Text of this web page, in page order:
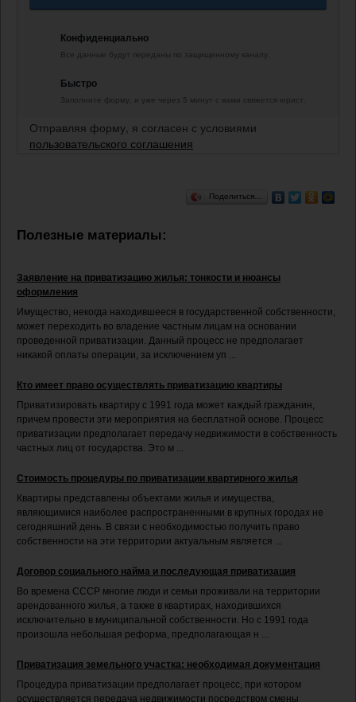
Конфиденциально
Все данные будут переданы по защищенному каналу.
Быстро
Заполните форму, и уже через 5 минут с вами свяжется юрист.
Отправляя форму, я согласен с условиями
пользовательского соглашения
Поделиться…
Полезные материалы:
Заявление на приватизацию жилья: тонкости и нюансы
оформления
Имущество, некогда находившееся в государственной собственности,
может переходить во владение частным лицам на основании
проведенной приватизации. Данный процесс не предполагает
никакой оплаты операции, за исключением уп ...
Кто имеет право осуществлять приватизацию квартиры
Приватизировать квартиру с 1991 года может каждый гражданин,
причем провести эти мероприятия на бесплатной основе. Процесс
приватизации предполагает передачу недвижимости в собственность
частных лиц от государства. Это м ...
Стоимость процедуры по приватизации квартирного жилья
Квартиры представлены объектами жилья и имущества,
являющимися наиболее распространенными в крупных городах не
сегодняшний день. В связи с необходимостью получить право
собственности на эти территории актуальным является ...
Договор социального найма и последующая приватизация
Во времена СССР многие люди и семьи проживали на территории
арендованного жилья, а также в квартирах, находившихся
исключительно в муниципальной собственности. Но с 1991 года
произошла небольшая реформа, предполагающая н ...
Приватизация земельного участка: необходимая документация
Процедура приватизации предполагает процесс, при котором
осуществляется передача недвижимости посредством смены